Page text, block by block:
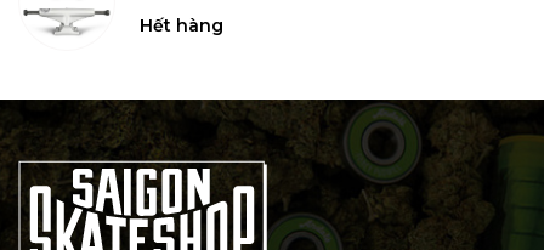
Hết hàng